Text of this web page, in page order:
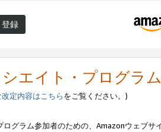
登録
エイト・プログラ
改定内容はこちらをご覧ください。)
グラム参加者のための、Amazonウェブサ